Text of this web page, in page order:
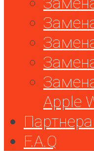
Apple
F.A.Q